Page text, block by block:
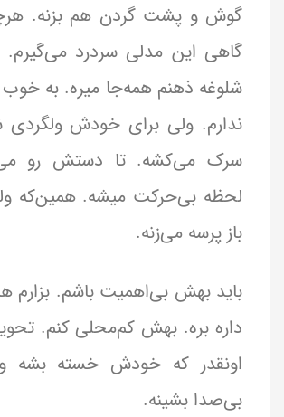
گوش و پشت گردن هم بزنه.
گاهی این مدلی سردرد می‌گیرم.
شلوغه ذهنم همه‌جا میره. به
ندارم. ولی برای خودش
سرک می‌کشه. تا دستش رو
لحظه بی‌حرکت میشه. همین‌که
باز پرسه می‌زنه.
باید بهش بی‌اهمیت باشم.
داره بره. بهش کم‌محلی کنم.
اونقدر که خودش خسته بشه
بی‌صدا بشینه.